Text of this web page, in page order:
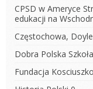
CPSD w Ameryce
edukacji na
Częstochowa,
Dobra Polska Szkoła
Fundacja